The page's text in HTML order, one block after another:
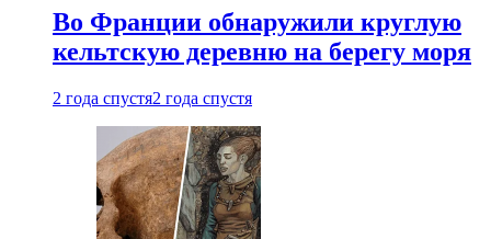
Во Франции обнаружили круглую
кельтскую деревню на берегу моря
2 года спустя2 года спустя